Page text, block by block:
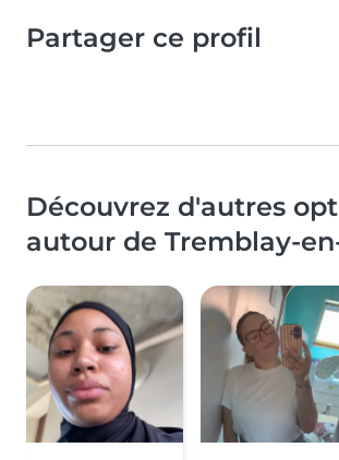
Partager ce profil
Découvrez d'autres
autour de Tremblay-